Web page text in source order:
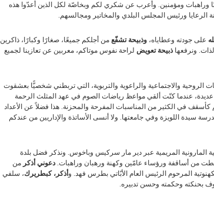
وراهبات ومؤمنين. وأعرب عن شكري لكم وبخاصّة لكل الذين أعدّوا هذه
الرعايا ورئيس المجلس البلدي والمخاتير ومجالسهم.
على جودته وعطاياه،وذبيحة تشفّع من أجلكم جميعًا، صغارًا وكبارًا، ذاكرين
ونرفعهاذبيحة تعويض لراحة نفوس موتاكم، معربين عن تعازينا لجميع
الروحية والاجتماعية والراعوية والتربوية، التي تربطني شخصيًّا بعشقوت
عديدة، عندما كنّت ألقي مواعظ رياضات الصوم في عهد المثلث الرحمة
في الكثير من المناسبات المفرحة والمحزنة. هذا فضلاً عن الأعداد
سيدة اللويزة وفي جامعتها. ولا أنسى الأساتذة والإداريين من عندكم
المارونية المريمية عبر دير مار سركيس وباخوس. ونذكر فضل بلدة
من أساقفة ورؤساء عامّين وكهنة ورهبان وراهبات. دعوني أذكرمن
المرحوم الرئيس العام الأبّاتي بطرس فهد. و أذكر، كبطريرك، سلفي
بحنكته وحكمته وحسن تدبيره.